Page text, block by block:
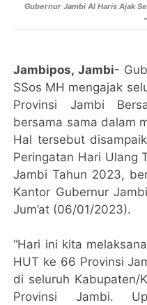
Gubernur Jambi Al Haris Ajak
Jambipos, Jambi-
SSos MH mengajak
Provinsi Jambi
bersama sama dalam
Hal tersebut
Peringatan Hari Ulang
Jambi Tahun 2023,
Kantor Gubernur
Jum’at (06/01/2023).
“Hari ini kita
HUT ke 66 Provinsi
di seluruh Kabupaten/
Provinsi Jambi.